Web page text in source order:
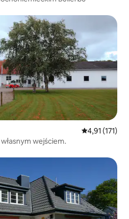
Średnia
4,91 (171)
wejściem.
Wybór gości